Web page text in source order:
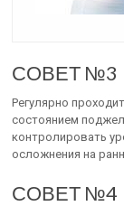
СОВЕТ №3
Регулярно
состоянием
контролировать
осложнения на
СОВЕТ №4